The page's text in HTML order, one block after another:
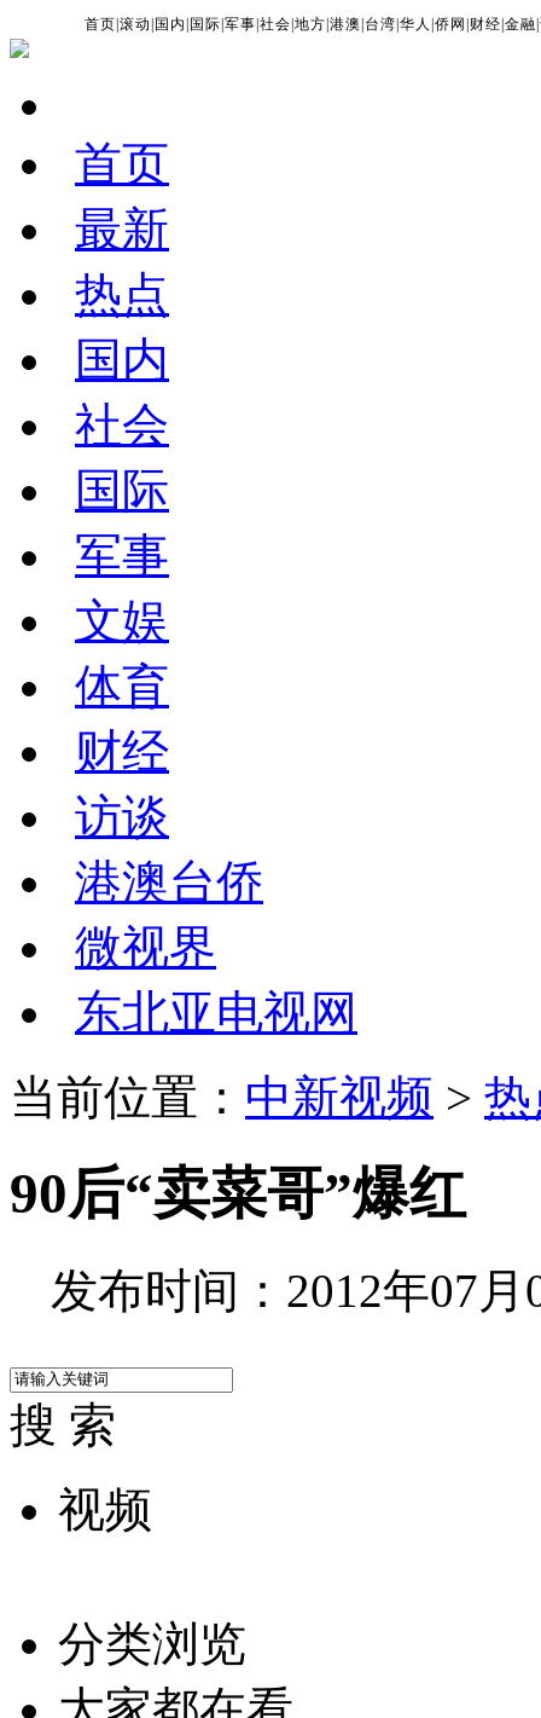
首页 |滚动 国内 国际 |军事 |社会 |地方 |港澳 台湾 |华人 |侨网 财经 |金融 |
首页
最新
热点
国内
社会
国际
军事
文娱
体育
财经
访谈
港澳台侨
微视界
东北亚电视网
当前位置： 中新视频 >
90后“卖菜哥”爆红
发布时间：2012年07月
搜 索
视频
分类浏览